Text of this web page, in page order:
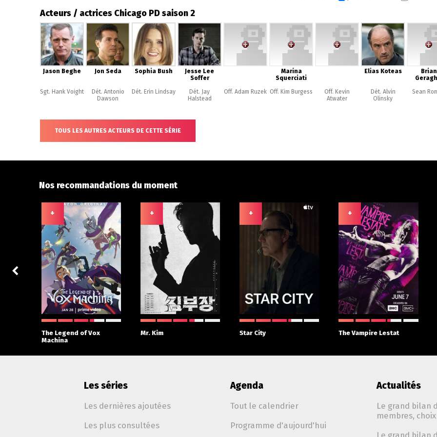
Acteurs / actrices Chicago PD saison 2
Jason Beghe
Sgt. Hank Voight
Jon Seda
Dét. Antonio
Dawson
Sophia Bush
Dét. Erin Lindsay
Jesse Lee
Soffer
Dét. Jay
Halstead
Off. Adam Ruzek
Marina
Squerciati
Off. Kim Burgess
Off. Kevin
Atwater
Elias Koteas
Dét. Alvin
Olinsky
Brian
Sean
TOUS LES AUTRES ACTEURS DE CETTE SÉRIE
Nos recommandations du moment
+
The Legend of Vox
Machina
+
Mr. Kim
+
Star City
+
The Vampire Lestat
Les séries
Les dernières ajoutées
Les plus consultées
Agenda
Tout le calendrier
Programme d'aujourd'hui
Actualités
Le grand bilan
membres,
Le grand bilan